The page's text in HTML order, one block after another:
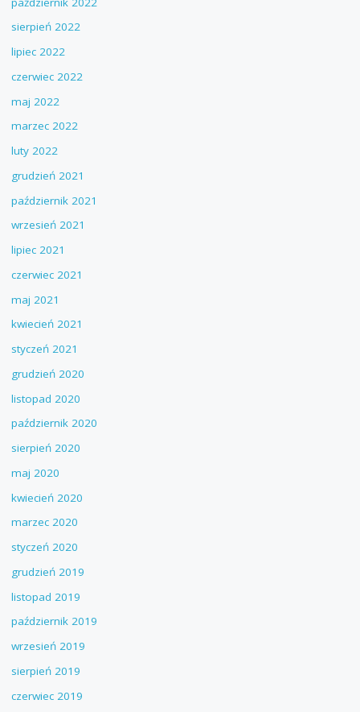
sierpień 2022
lipiec 2022
czerwiec 2022
maj 2022
marzec 2022
luty 2022
grudzień 2021
październik 2021
wrzesień 2021
lipiec 2021
czerwiec 2021
maj 2021
kwiecień 2021
styczeń 2021
grudzień 2020
listopad 2020
październik 2020
sierpień 2020
maj 2020
kwiecień 2020
marzec 2020
styczeń 2020
grudzień 2019
listopad 2019
październik 2019
wrzesień 2019
sierpień 2019
czerwiec 2019